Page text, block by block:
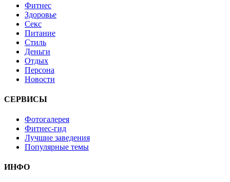
Фитнес
Здоровье
Секс
Питание
Стиль
Деньги
Отдых
Персона
Новости
СЕРВИСЫ
Фотогалерея
Фитнес-гид
Лучшие заведения
Популярные темы
ИНФО